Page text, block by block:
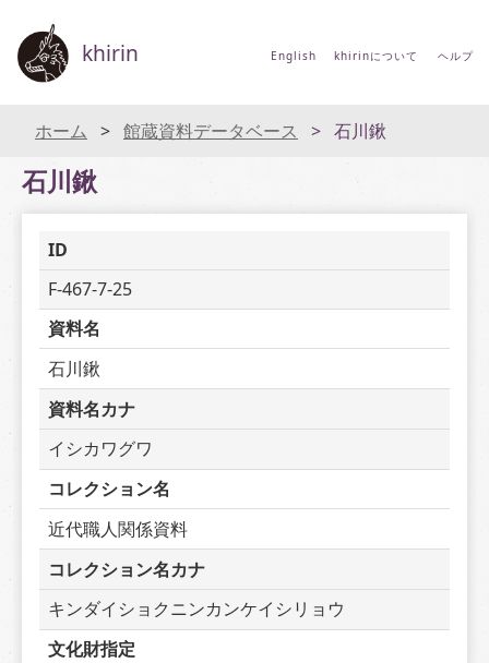
khirin English khirinについて ヘルプ
ホーム 館蔵資料データベース 石川鍬
石川鍬
ID
F-467-7-25
資料名
石川鍬
資料名カナ
イシカワグワ
コレクション名
近代職人関係資料
コレクション名カナ
キンダイショクニンカンケイシリョウ
文化財指定